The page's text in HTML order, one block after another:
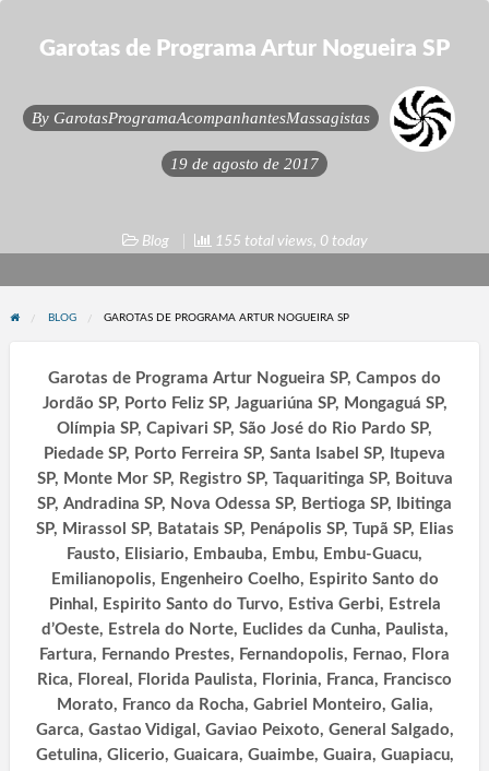
Garotas de Programa Artur Nogueira SP
By GarotasProgramaAcompanhantesMassagistas
19 de agosto de 2017
Blog 155 total views, 0 today
BLOG GAROTAS DE PROGRAMA ARTUR NOGUEIRA SP
Garotas de Programa Artur Nogueira SP, Campos do
Jordão SP, Porto Feliz SP, Jaguariúna SP, Mongaguá SP,
Olímpia SP, Capivari SP, São José do Rio Pardo SP,
Piedade SP, Porto Ferreira SP, Santa Isabel SP, Itupeva
SP, Monte Mor SP, Registro SP, Taquaritinga SP, Boituva
SP, Andradina SP, Nova Odessa SP, Bertioga SP, Ibitinga
SP, Mirassol SP, Batatais SP, Penápolis SP, Tupã SP, Elias
Fausto, Elisiario, Embauba, Embu, Embu-Guacu,
Emilianopolis, Engenheiro Coelho, Espirito Santo do
Pinhal, Espirito Santo do Turvo, Estiva Gerbi, Estrela
d’Oeste, Estrela do Norte, Euclides da Cunha, Paulista,
Fartura, Fernando Prestes, Fernandopolis, Fernao, Flora
Rica, Floreal, Florida Paulista, Florinia, Franca, Francisco
Morato, Franco da Rocha, Gabriel Monteiro, Galia,
Garca, Gastao Vidigal, Gaviao Peixoto, General Salgado,
Getulina, Glicerio, Guaicara, Guaimbe, Guaira, Guapiacu,